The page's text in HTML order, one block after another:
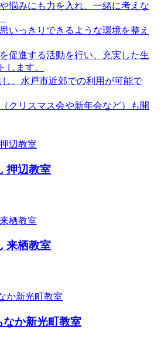
悩みにも力を入れ、一緒に考えな
いっきりできるような環境を整え
促進する活動を行い、充実した生
します。
し、水戸市近郊での利用が可能で
クリスマス会や新年会など）も開
押辺教室
来栖教室
なか新光町教室